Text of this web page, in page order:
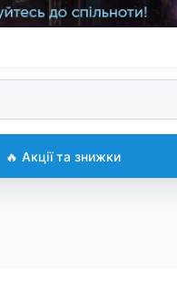
🔥 Акції та знижки